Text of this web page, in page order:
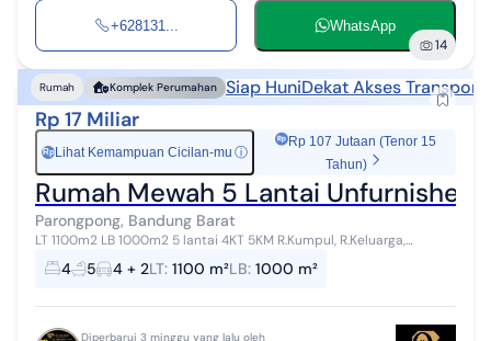
+628131... WhatsApp
14
Rumah Komplek Perumahan Siap HuniDekat Akses
Rp 17 Miliar
Rp Lihat Kemampuan Cicilan-mu ⓘ
Rp 107 Jutaan (Tenor 15
Tahun)
Rumah Mewah 5 Lantai
Parongpong, Bandung Barat
LT 1100m2 LB 1000m2 5 lantai 4KT 5KM R.Kumpul, R.Keluarga,
R.Makan, Pantry, Dapur kotor, Gudang Garasi 4 carport 2 Kolam
renang Kolam ikan Taman A...
4 5 4 + 2LT: 1100 m²LB: 1000 m²
Diperbarui 3 minggu yang lalu oleh